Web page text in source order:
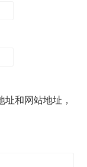
和网站地址，